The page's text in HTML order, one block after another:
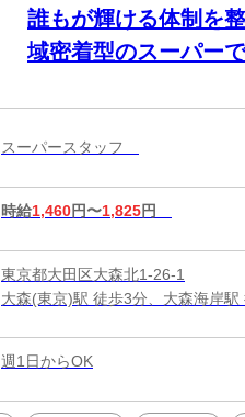
誰もが輝ける体制を
域密着型のスーパー
スーパースタッフ
時給1,460円〜1,825円
東京都大田区大森北1-26-1
大森(東京)駅 徒歩3分、大森海岸
週1日からOK